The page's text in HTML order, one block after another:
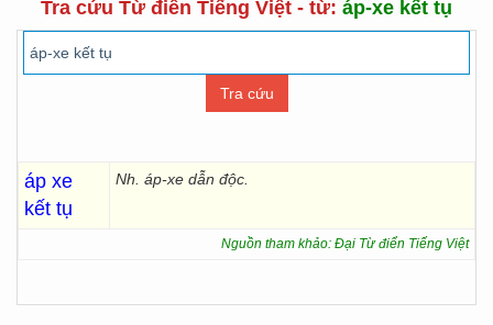
Tra cứu Từ điển Tiếng Việt - từ: áp-xe kết tụ
áp xe
kết tụ
Nh. áp-xe dẫn độc.
Nguồn tham khảo: Đại Từ điển Tiếng Việt